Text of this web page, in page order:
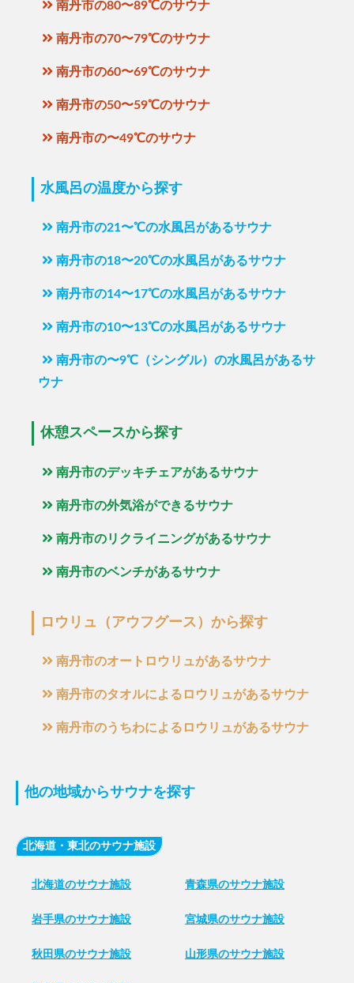
南丹市の80〜89℃のサウナ
南丹市の70〜79℃のサウナ
南丹市の60〜69℃のサウナ
南丹市の50〜59℃のサウナ
南丹市の〜49℃のサウナ
水風呂の温度から探す
南丹市の21〜℃の水風呂があるサウナ
南丹市の18〜20℃の水風呂があるサウナ
南丹市の14〜17℃の水風呂があるサウナ
南丹市の10〜13℃の水風呂があるサウナ
南丹市の〜9℃（シングル）の水風呂があるサ
ウナ
休憩スペースから探す
南丹市のデッキチェアがあるサウナ
南丹市の外気浴ができるサウナ
南丹市のリクライニングがあるサウナ
南丹市のベンチがあるサウナ
ロウリュ（アウフグース）から探す
南丹市のオートロウリュがあるサウナ
南丹市のタオルによるロウリュがあるサウナ
南丹市のうちわによるロウリュがあるサウナ
他の地域からサウナを探す
北海道・東北のサウナ施設
北海道のサウナ施設 青森県のサウナ施設
岩手県のサウナ施設 宮城県のサウナ施設
秋田県のサウナ施設 山形県のサウナ施設